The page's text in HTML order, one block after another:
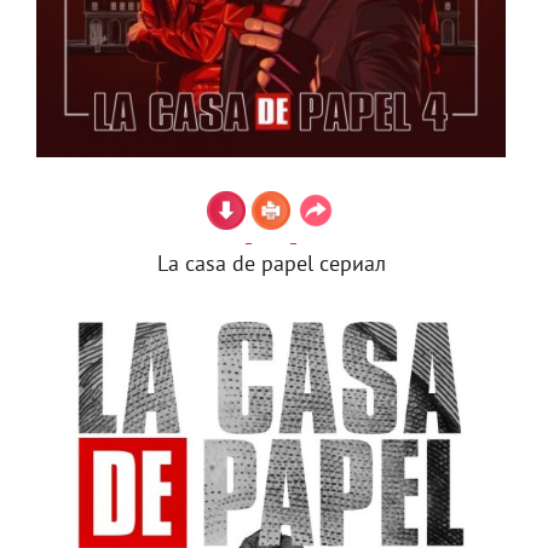
La casa de papel сериал